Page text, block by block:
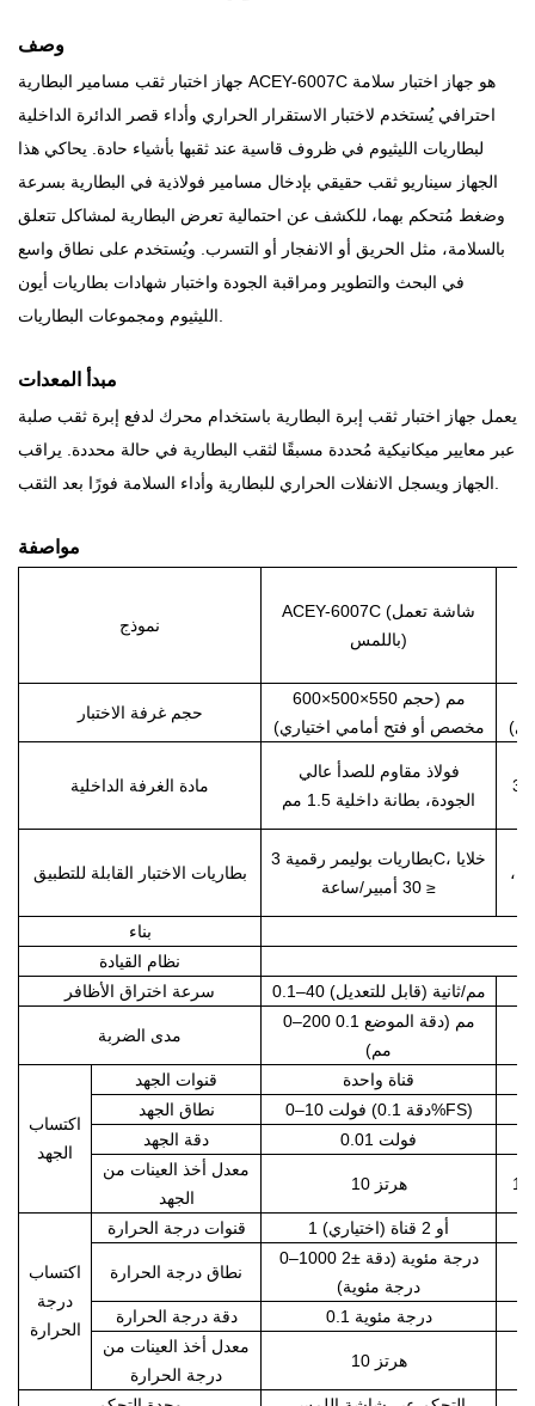
وصف
جهاز اختبار ثقب مسامير البطارية ACEY-6007C هو جهاز اختبار سلامة
احترافي يُستخدم لاختبار الاستقرار الحراري وأداء قصر الدائرة الداخلية
لبطاريات الليثيوم في ظروف قاسية عند ثقبها بأشياء حادة. يحاكي هذا
الجهاز سيناريو ثقب حقيقي بإدخال مسامير فولاذية في البطارية بسرعة
وضغط مُتحكم بهما، للكشف عن احتمالية تعرض البطارية لمشاكل تتعلق
بالسلامة، مثل الحريق أو الانفجار أو التسرب. ويُستخدم على نطاق واسع
في البحث والتطوير ومراقبة الجودة واختبار شهادات بطاريات أيون
مبدأ المعدات
يعمل جهاز اختبار ثقب إبرة البطارية باستخدام محرك لدفع إبرة ثقب صلبة
عبر معايير ميكانيكية مُحددة مسبقًا لثقب البطارية في حالة محددة. يراقب
مواصفة
نموذج
ACEY-6007C (شاشة تعمل
باللمس)
حجم غرفة الاختبار
600×500×550 مم (حجم
مخصص أو فتح أمامي اختياري)
مادة الغرفة الداخلية
فولاذ مقاوم للصدأ عالي
الجودة، بطانة داخلية 1.5 مم
الجودة، بطانة داخلية 2 مم / 3
بطاريات الاختبار القابلة للتطبيق
بطاريات بوليمر رقمية 3C، خلايا
≤ 30 أمبير/ساعة
بناء
نظام القيادة
سرعة اختراق الأظافر
0.1–40 مم/ثانية (قابل للتعديل)
مدى الضربة
0–200 مم (دقة الموضع 0.1
مم)
اكتساب
الجهد
قنوات الجهد
قناة واحدة
نطاق الجهد
0–10 فولت (دقة 0.1%FS)
دقة الجهد
0.01 فولت
معدل أخذ العينات من
الجهد
10 هرتز
اكتساب
درجة
الحرارة
قنوات درجة الحرارة 1 أو 2 قناة (اختياري)
نطاق درجة الحرارة
0–1000 درجة مئوية (دقة ±2
درجة مئوية)
دقة درجة الحرارة
0.1 درجة مئوية
معدل أخذ العينات من
درجة الحرارة
10 هرتز